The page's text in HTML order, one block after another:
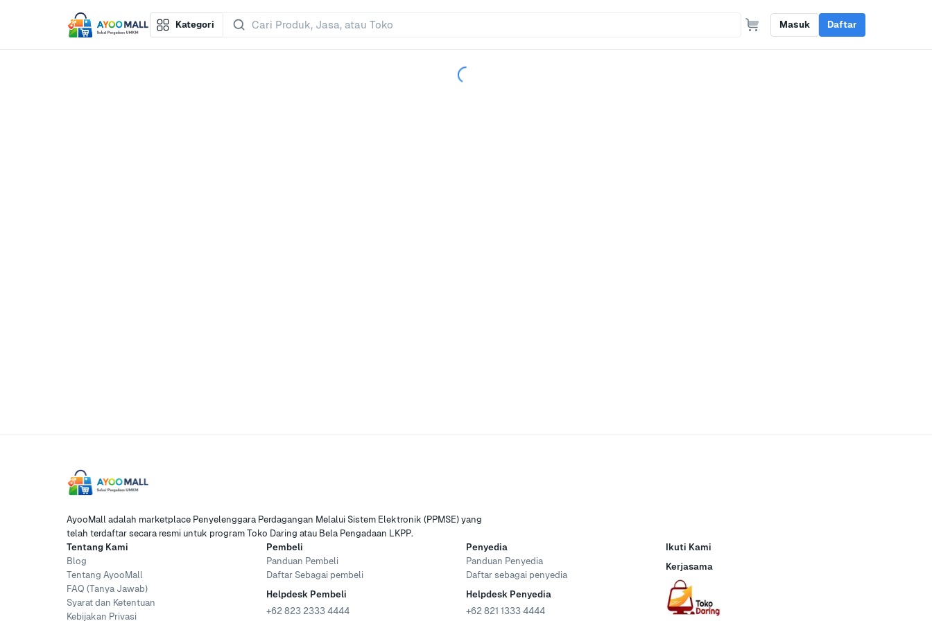
Kategori Masuk Daftar
AyooMall adalah marketplace Penyelenggara Perdagangan Melalui Sistem Elektronik (PPMSE) yang
telah terdaftar secara resmi untuk program Toko Daring atau Bela Pengadaan LKPP.
Tentang Kami
Blog
Tentang AyooMall
FAQ (Tanya Jawab)
Syarat dan Ketentuan
Kebijakan Privasi
Pembeli
Panduan Pembeli
Daftar Sebagai pembeli
Helpdesk Pembeli
+62 823 2333 4444
Penyedia
Panduan Penyedia
Daftar sebagai penyedia
Helpdesk Penyedia
+62 821 1333 4444
Ikuti Kami
Kerjasama